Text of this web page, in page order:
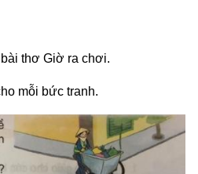
thơ Giờ ra chơi.
mỗi bức tranh.